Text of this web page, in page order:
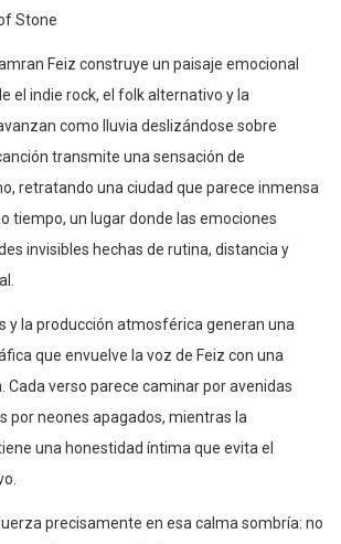
Stone
Feiz construye un paisaje emocional
el indie rock, el folk alternativo y la
como lluvia deslizándose sobre
transmite una sensación de
retratando una ciudad que parece inmensa
tiempo, un lugar donde las emociones
invisibles hechas de rutina, distancia y
y la producción atmosférica generan una
que envuelve la voz de Feiz con una
Cada verso parece caminar por avenidas
por neones apagados, mientras la
una honestidad íntima que evita el
precisamente en esa calma sombría: no